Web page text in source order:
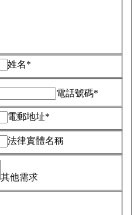
姓名*
電話號碼*
電郵地址*
法律實體名稱
其他需求